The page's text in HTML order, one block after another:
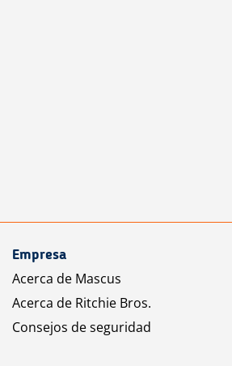
Empresa
Acerca de Mascus
Acerca de Ritchie Bros.
Consejos de seguridad